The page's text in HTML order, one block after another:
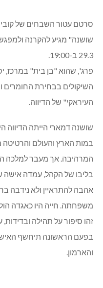
סרטם עטור השבחים של קובי
שושנה" מגיע להקרנה
29.3 ב-19:00.
פרג', שהוא "בן בית" במרכז,
השיקולים בבחירת החומרים
העיראקי" של הדיווה.
שושנה דמארי הייתה
במות הארץ והעולם והרטיטה
המרהיבה. אך מעבר למלכה
בליבו של הקהל, עמדה אישה
אהבה להתראיין ולא נידבה
משפחתה. חייה היו כאגדה
זהו סיפור על תהילה ובדידות,
בפעם הראשונה תיחשף
והארמון.